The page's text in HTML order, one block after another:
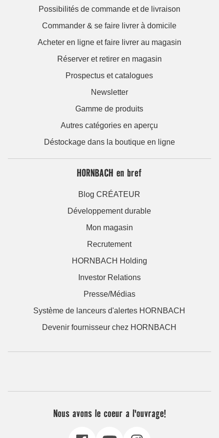
Possibilités de commande et de livraison
Commander & se faire livrer à domicile
Acheter en ligne et faire livrer au magasin
Réserver et retirer en magasin
Prospectus et catalogues
Newsletter
Gamme de produits
Autres catégories en aperçu
Déstockage dans la boutique en ligne
HORNBACH en bref
Blog CRÉATEUR
Développement durable
Mon magasin
Recrutement
HORNBACH Holding
Investor Relations
Presse/Médias
Système de lanceurs d'alertes HORNBACH
Devenir fournisseur chez HORNBACH
Nous avons le coeur a l'ouvrage!